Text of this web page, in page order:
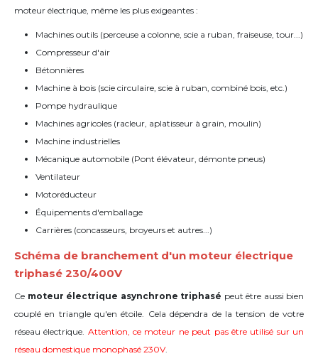
moteur électrique, même les plus exigeantes :
Machines outils (perceuse a colonne, scie a ruban, fraiseuse, tour...)
Compresseur d'air
Bétonnières
Machine à bois (scie circulaire, scie à ruban, combiné bois, etc.)
Pompe hydraulique
Machines agricoles (racleur, aplatisseur à grain, moulin)
Machine industrielles
Mécanique automobile (Pont élévateur, démonte pneus)
Ventilateur
Motoréducteur
Équipements d'emballage
Carrières (concasseurs, broyeurs et autres...)
Schéma de branchement d'un moteur électrique
triphasé 230/400V
Ce moteur électrique asynchrone triphasé peut être aussi bien
couplé en triangle qu'en étoile. Cela dépendra de la tension de votre
réseau électrique. Attention, ce moteur ne peut pas être utilisé sur un
réseau domestique monophasé 230V.